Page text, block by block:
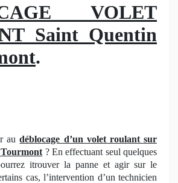
VOLET
Saint Quentin
.
audéblocage d’un volet roulant sur
? En effectuant seul quelques
itrouver la panne et agir sur le
cas, l’intervention d’un technicien